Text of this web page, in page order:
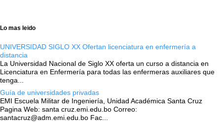
Lo mas leido
UNIVERSIDAD SIGLO XX Ofertan licenciatura en enfermería a
distancia
La Universidad Nacional de Siglo XX oferta un curso a distancia en
Licenciatura en Enfermería para todas las enfermeras auxiliares que
tenga...
Guía de universidades privadas
EMI Escuela Militar de Ingeniería, Unidad Académica Santa Cruz
Pagina Web: santa cruz.emi.edu.bo Correo:
santacruz@adm.emi.edu.bo Fac...